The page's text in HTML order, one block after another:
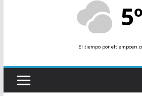
5º
El tiempopor